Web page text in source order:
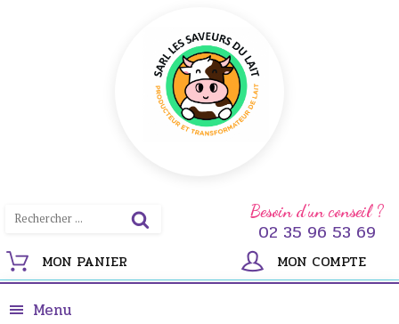
Besoin d'un conseil ?
02 35 96 53 69
MON PANIER MON COMPTE
Menu